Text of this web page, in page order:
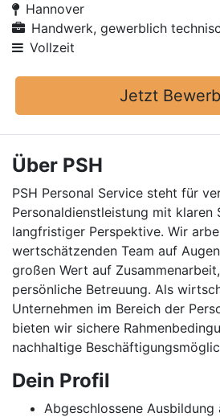
Hannover
Handwerk, gewerblich
Vollzeit
Jetzt
Über PSH
PSH Personal Service steht für
Personaldienstleistung mit klaren
langfristiger Perspektive. Wir
wertschätzenden Team auf
großen Wert auf
persönliche Betreuung. Als
Unternehmen im Bereich der
bieten wir sichere
nachhaltige
Dein Profil
Abgeschlossene Ausbildung